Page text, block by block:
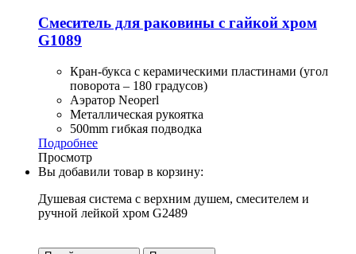
Смеситель для раковины с гайкой хром
G1089
Кран-букса с керамическими пластинами (угол
поворота – 180 градусов)
Аэратор Neoperl
Металлическая рукоятка
500mm гибкая подводка
Подробнее
Просмотр
Вы добавили товар в корзину:
Душевая система с верхним душем, смесителем и
ручной лейкой хром G2489